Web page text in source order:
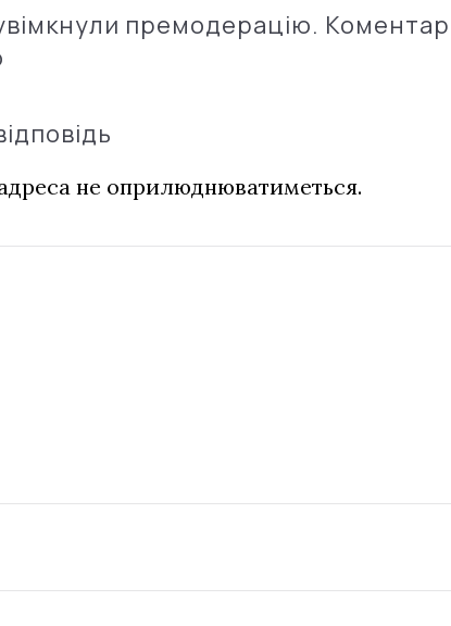
премодерацію.
не оприлюднюватиметься.